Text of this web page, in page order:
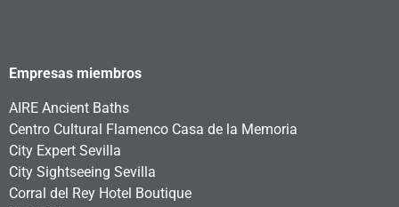
Empresas miembros
AIRE Ancient Baths
Centro Cultural Flamenco Casa de la Memoria
City Expert Sevilla
City Sightseeing Sevilla
Corral del Rey Hotel Boutique